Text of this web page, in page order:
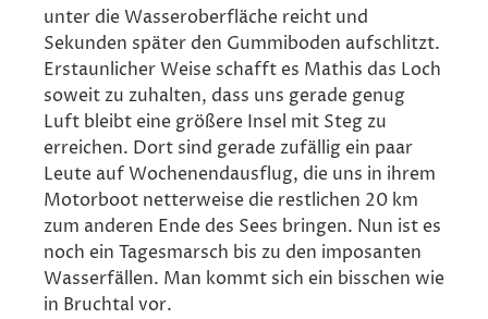
unter die Wasseroberfläche reicht und
Sekunden später den Gummiboden aufschlitzt.
Erstaunlicher Weise schafft es Mathis das Loch
soweit zu zuhalten, dass uns gerade genug
Luft bleibt eine größere Insel mit Steg zu
erreichen. Dort sind gerade zufällig ein paar
Leute auf Wochenendausflug, die uns in ihrem
Motorboot netterweise die restlichen 20 km
zum anderen Ende des Sees bringen. Nun ist es
noch ein Tagesmarsch bis zu den imposanten
Wasserfällen. Man kommt sich ein bisschen wie
in Bruchtal vor.